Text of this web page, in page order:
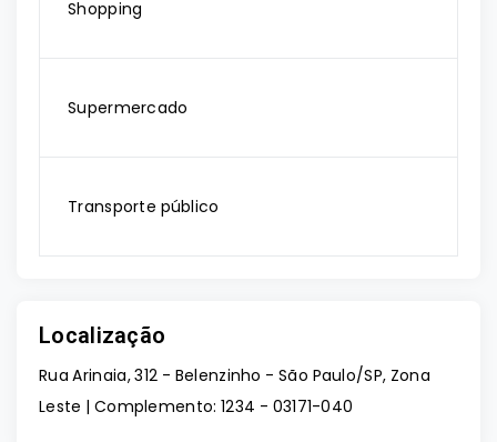
Shopping
Supermercado
Transporte público
Localização
Rua Arinaia, 312 - Belenzinho - São Paulo/SP, Zona
Leste | Complemento: 1234 - 03171-040